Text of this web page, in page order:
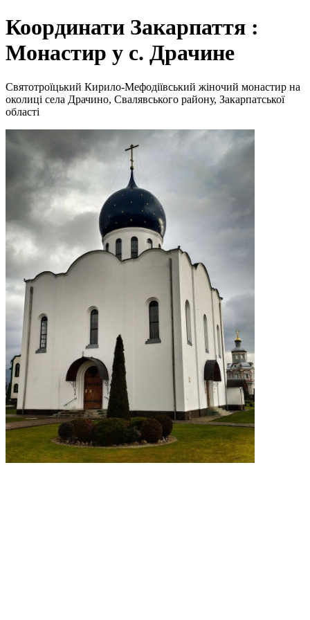
Координати Закарпаття :
Монастир у с. Драчине
Святотроїцький Кирило-Мефодіївський жіночий монастир на
околиці села Драчино, Свалявського району, Закарпатської
області